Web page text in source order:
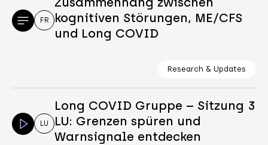
FR
kognitiven Störungen, ME/CFS
und Long COVID
Research & Updates
LU
Long COVID Gruppe – Sitzung 3
LU: Grenzen spüren und
Warnsignale entdecken